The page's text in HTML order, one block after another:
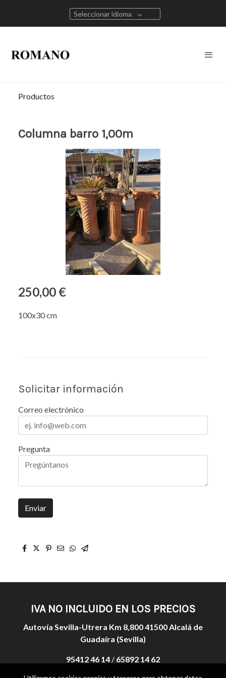
Seleccionar idioma
Productos
Columna barro 1,00m
250,00 €
100x30 cm
Solicitar información
Correo electrónico
Pregunta
Enviar
IVA NO INCLUIDO EN LOS PRECIOS
Autovía Sevilla-Utrera Km 8,800 41500 Alcalá de
Guadaíra (Sevilla)
95412 46 14 / 65892 14 62